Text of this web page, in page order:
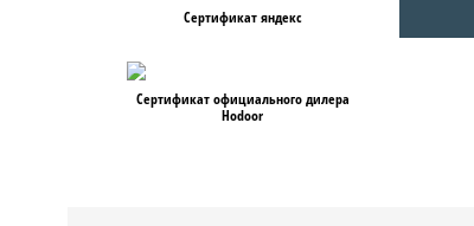
Сертификат яндекс
Сертификат официального дилера
Hodoor